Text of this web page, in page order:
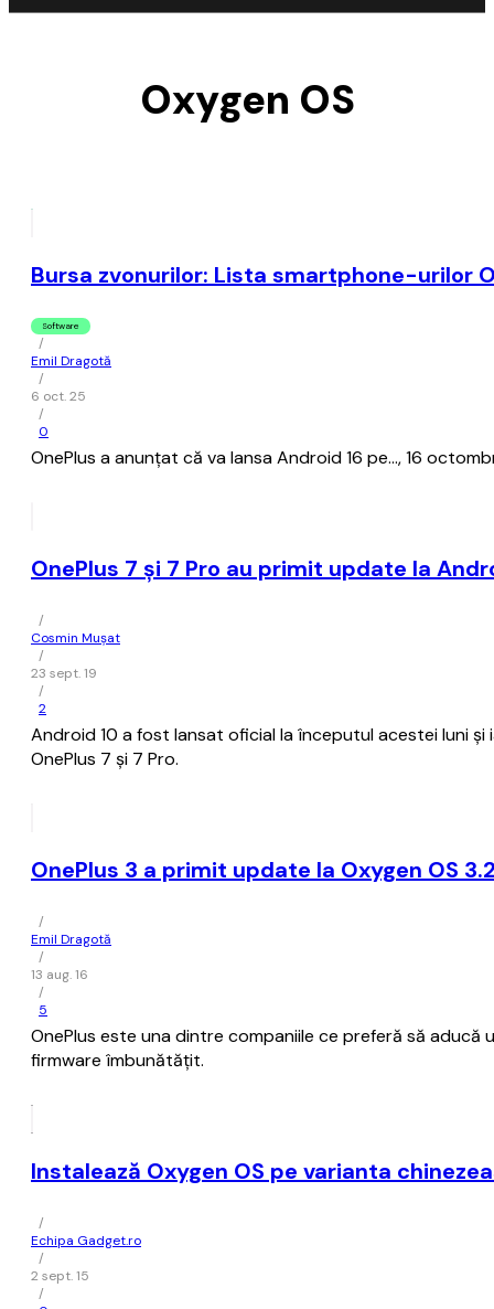
Oxygen OS
Bursa zvonurilor: Lista smartphone-urilor
Software
/
Emil Dragotă
/
6 oct. 25
/
0
OnePlus a anunțat că va lansa Android 16 pe..., 16
OnePlus 7 şi 7 Pro au primit update la
/
Cosmin Mușat
/
23 sept. 19
/
2
Android 10 a fost lansat oficial la începutul acestei luni
OnePlus 7 şi 7 Pro.
OnePlus 3 a primit update la Oxygen OS
/
Emil Dragotă
/
13 aug. 16
/
5
OnePlus este una dintre companiile ce preferă să
firmware îmbunătățit.
Instalează Oxygen OS pe varianta
/
Echipa Gadget.ro
/
2 sept. 15
/